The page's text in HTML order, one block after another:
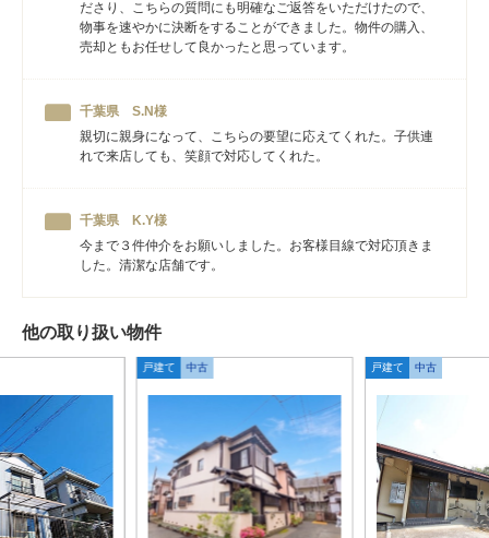
ださり、こちらの質問にも明確なご返答をいただけたので、
物事を速やかに決断をすることができました。物件の購入、
売却ともお任せして良かったと思っています。
千葉県 S.N様
親切に親身になって、こちらの要望に応えてくれた。子供連
れで来店しても、笑顔で対応してくれた。
千葉県 K.Y様
今まで３件仲介をお願いしました。お客様目線で対応頂きま
した。清潔な店舗です。
他の取り扱い物件
戸建て 中古 戸建て 中古